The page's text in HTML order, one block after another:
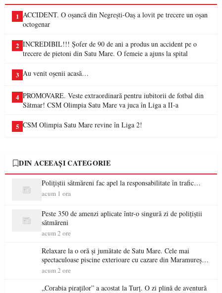
1 ACCIDENT. O oșancă din Negrești-Oaș a lovit pe trecere un oșan
octogenar
2 INCREDIBIL!!! Șofer de 90 de ani a produs un accident pe o
trecere de pietoni din Satu Mare. O femeie a ajuns la spital
3 Au venit oșenii acasă…
4 PROMOVARE. Veste extraordinară pentru iubitorii de fotbal din
Sătmar! CSM Olimpia Satu Mare va juca în Liga a II-a
5 CSM Olimpia Satu Mare revine în Liga 2!
DIN ACEEAȘI CATEGORIE
Polițiștii sătmăreni fac apel la responsabilitate în trafic…
acum 1 ora
Peste 350 de amenzi aplicate într-o singură zi de polițiștii
sătmăreni
acum 2 ore
Relaxare la o oră și jumătate de Satu Mare. Cele mai
spectaculoase piscine exterioare cu cazare din Maramureș,
ideale pentru o escapadă de vară
acum 2 ore
„Corabia piraților” a acostat la Turț. O zi plină de aventură